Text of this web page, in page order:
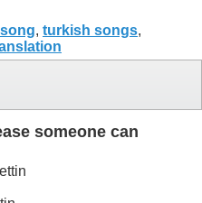
, turkish songs,
someone can